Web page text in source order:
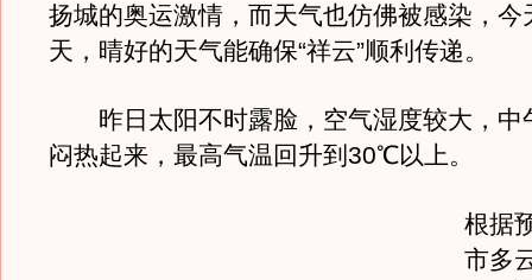
扬城的奥运激情，而天气也仿佛被感染，今
天，晴好的天气能确保“祥云”顺利传递。
昨日太阳不时露脸，空气湿度较大，中
闷热起来，最高气温回升到30℃以上。
根据
市多